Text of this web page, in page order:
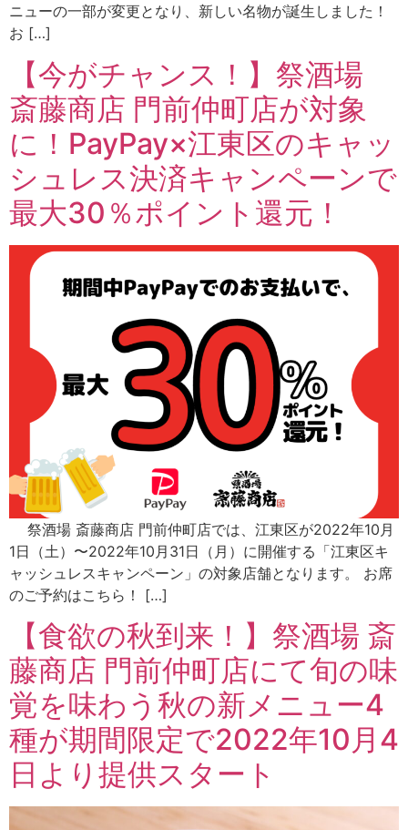
ニューの一部が変更となり、新しい名物が誕生しました！
お […]
【今がチャンス！】祭酒場
斎藤商店 門前仲町店が対象
に！PayPay×江東区のキャッ
シュレス決済キャンペーンで
最大30％ポイント還元！
祭酒場 斎藤商店 門前仲町店では、江東区が2022年10月
1日（土）〜2022年10月31日（月）に開催する「江東区キ
ャッシュレスキャンペーン」の対象店舗となります。 お席
のご予約はこちら！ […]
【食欲の秋到来！】祭酒場 斎
藤商店 門前仲町店にて旬の味
覚を味わう秋の新メニュー4
種が期間限定で2022年10月4
日より提供スタート